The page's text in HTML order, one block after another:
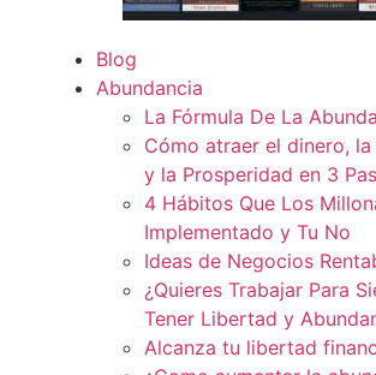
Blog
Abundancia
La Fórmula De La
Cómo atraer el dinero, la
y la Prosperidad en 3
4 Hábitos Que Los
Implementado y Tu No
Ideas de Negocios
¿Quieres Trabajar Para
Tener Libertad y
Alcanza tu libertad